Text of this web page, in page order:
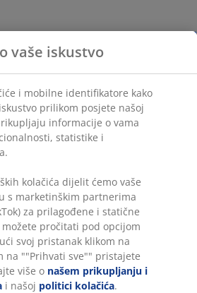
vaše iskustvo
i mobilne identifikatore kako
prilikom posjete našoj
informacije o vama
statistike i
kolačića dijelit ćemo vaše
s marketinškim partnerima
za prilagođene i statične
možete pročitati pod opcijom
svoj pristanak klikom na
na ""Prihvati sve"" pristajete
više o našem prikupljanju i
i našoj politici kolačića.